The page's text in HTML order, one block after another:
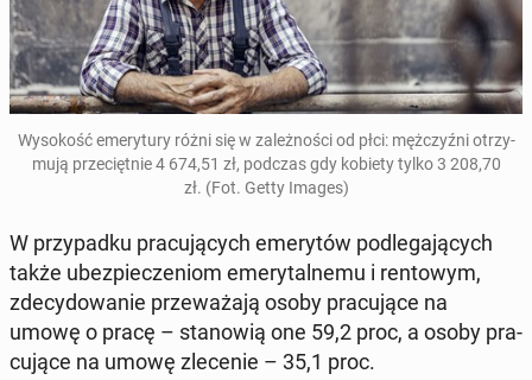
Wy­so­kość eme­ry­tu­ry różni się w za­leż­no­ści od płci: męż­czyź­ni otrzy­
mu­ją prze­cięt­nie 4 674,51 zł, podczas gdy kobiety tylko 3 208,70
zł. (Fot. Getty Images)
W przy­pad­ku pra­cu­ją­cych eme­ry­tów pod­le­ga­ją­cych
także ubez­pie­cze­niom eme­ry­tal­ne­mu i ren­to­wym,
zde­cy­do­wa­nie prze­wa­ża­ją osoby pra­cu­ją­ce na
umowę o pracę – sta­no­wią one 59,2 proc, a osoby pra­
cu­ją­ce na umowę zle­ce­nie – 35,1 proc.